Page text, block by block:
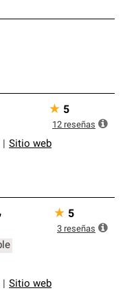
Sitio web
★ 5
12 reseñas
Sitio web
★ 5
3 reseñas